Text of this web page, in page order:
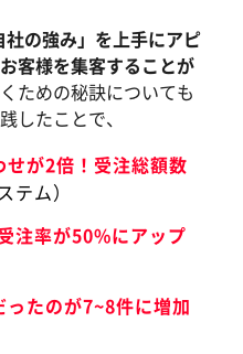
社の強み」を上手にアピ
客様を集客することが
ための秘訣についても
したことで、
が2倍！受注総額数
テム）
注率が50%にアップ
たのが7~8件に増加